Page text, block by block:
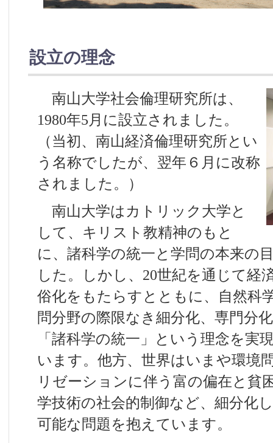
設立の理念
南山大学社会倫理研究所は、
1980年5月に設立されました。
（当初、南山経済倫理研究所とい
う名称でしたが、翌年６月に改称
されました。）
南山大学はカトリック大学と
して、キリスト教精神のもと
に、諸科学の統一と学問の本来の
した。しかし、20世紀を通じて経
俗化をもたらすとともに、自然科
問分野の際限なき細分化、専門分
「諸科学の統一」という理念を実
います。他方、世界はいまや環境
リゼーションに伴う富の偏在と貧
学技術の社会的制御など、細分化
可能な問題を抱えています。